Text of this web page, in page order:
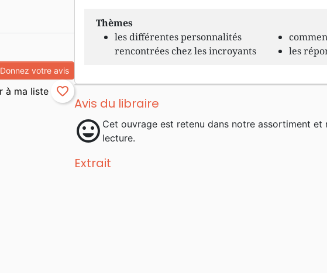
Thèmes
les différentes personnalités
rencontrées chez les incroyants
les
Avis du libraire
mood Cet ouvrage est retenu dans notre assortiment et
lecture.
Extrait
Donnez votre avis
favorite_border